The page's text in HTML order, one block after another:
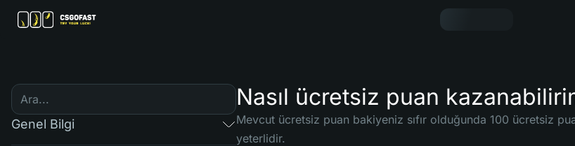
Genel Bilgi
Nasıl ücretsiz puan
Mevcut ücretsiz puan bakiyeniz sıfır olduğunda 100 ücretsiz
yeterlidir.